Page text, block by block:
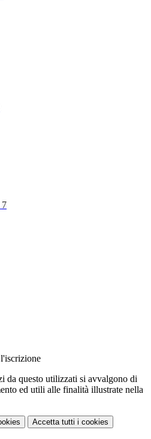
7
da questo utilizzati si avvalgono di
ed utili alle finalità illustrate nella
Accetta tutti i cookies